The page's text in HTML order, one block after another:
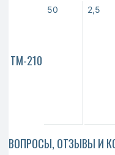
ТМ-210
50 2,5
ВОПРОСЫ, ОТЗЫВЫ И